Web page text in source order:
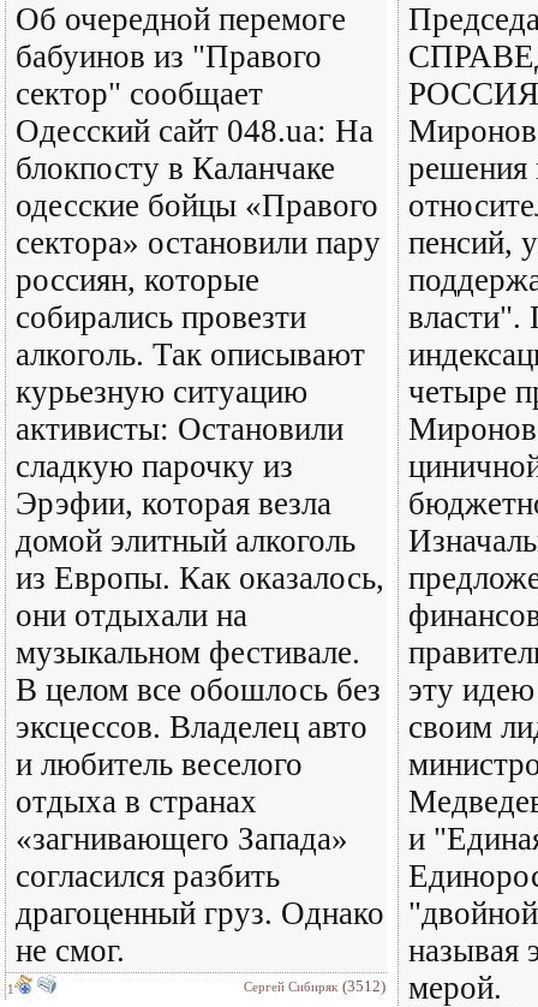
Об очередной перемоге
бабуинов из "Правого
сектор" сообщает
Одесский сайт 048.ua: На
блокпосту в Каланчаке
одесские бойцы «Правого
сектора» остановили пару
россиян, которые
собирались провезти
алкоголь. Так описывают
курьезную ситуацию
активисты: Остановили
сладкую парочку из
Эрэфии, которая везла
домой элитный алкоголь
из Европы. Как оказалось,
они отдыхали на
музыкальном фестивале.
В целом все обошлось без
эксцессов. Владелец авто
и любитель веселого
отдыха в странах
«загнивающего Запада»
согласился разбить
драгоценный груз. Однако
не смог.
1 Сергей Сибиряк (3512)
РОССИЯ
Миронов
решения
пенсий,
четыре
Миронов
эту идею
своим
и
называя
мерой.